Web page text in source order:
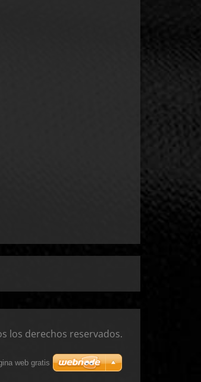
los derechos reservados.
web gratis